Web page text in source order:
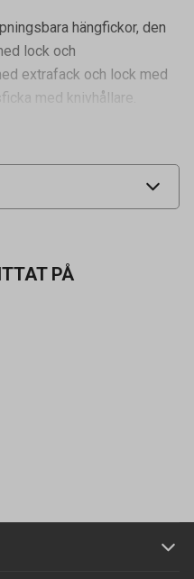
hängfickor, den
lock och
extrafack och lock med
med knivhållare.
91126964
42132200
PÅ